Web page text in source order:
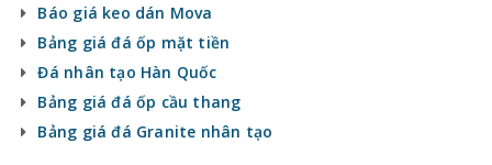
Báo giá keo dán Mova
Bảng giá đá ốp mặt tiền
Đá nhân tạo Hàn Quốc
Bảng giá đá ốp cầu thang
Bảng giá đá Granite nhân tạo